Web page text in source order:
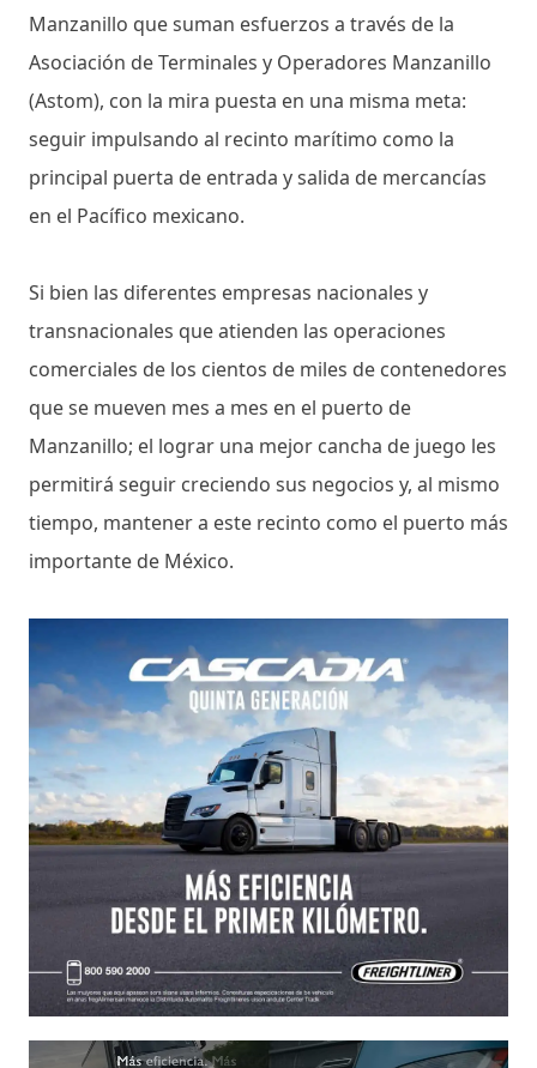
Manzanillo que suman esfuerzos a través de la
Asociación de Terminales y Operadores Manzanillo
(Astom), con la mira puesta en una misma meta:
seguir impulsando al recinto marítimo como la
principal puerta de entrada y salida de mercancías
en el Pacífico mexicano.
Si bien las diferentes empresas nacionales y
transnacionales que atienden las operaciones
comerciales de los cientos de miles de contenedores
que se mueven mes a mes en el puerto de
Manzanillo; el lograr una mejor cancha de juego les
permitirá seguir creciendo sus negocios y, al mismo
tiempo, mantener a este recinto como el puerto más
importante de México.